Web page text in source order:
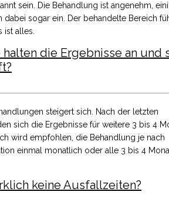
sein. Die Behandlung ist angenehm,
dabei sogar ein. Der behandelte Bereich
ist alles.
halten die Ergebnisse an und
steigert sich. Nach der letzten
sich die Ergebnisse für weitere 3 bis 4
wird empfohlen, die Behandlung je nach
einmal monatlich oder alle 3 bis 4
keine Ausfallzeiten?